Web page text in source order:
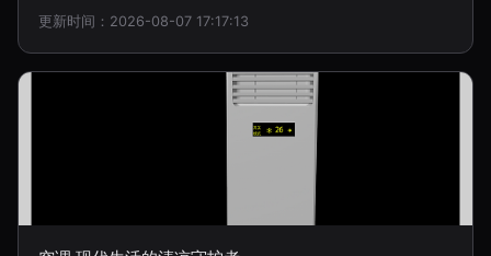
更新时间：2026-08-07 17:17:13